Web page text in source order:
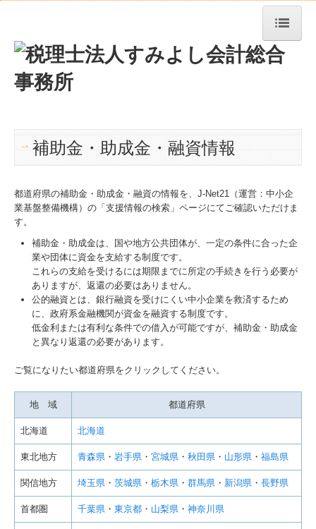
トップページ
事務所紹介
業務案内
求人情報
交通案内
お問合せ
TKCシステムQ&A
経営革新等支援機関とは
補助金・助成金・融資情報
補助金・助成金・融資情報
都道府県の補助金・助成金・融資の情報を、J-Net21（運営：中小企
業基盤整備機構）の「支援情報の検索」ページにてご確認いただけま
す。
補助金・助成金は、国や地方公共団体が、一定の条件に合った企
業や団体に資金を支給する制度です。
これらの支給を受けるには期限までに所定の手続きを行う必要が
ありますが、返還の必要はありません。
公的融資とは、銀行融資を受けにくい中小企業を救済するため
に、政府系金融機関が資金を融資する制度です。
低金利または有利な条件での借入が可能ですが、補助金・助成金
と異なり返還の必要があります。
ご覧になりたい都道府県をクリックしてください。
地 域 都道府県
北海道 北海道
東北地方 青森県 ・ 岩手県 ・ 宮城県 ・ 秋田県 ・ 山形県 ・ 福島県
関信地方 埼玉県 ・ 茨城県 ・ 栃木県 ・ 群馬県 ・ 新潟県 ・ 長野県
首都圏 千葉県 ・ 東京都 ・ 山梨県 ・ 神奈川県